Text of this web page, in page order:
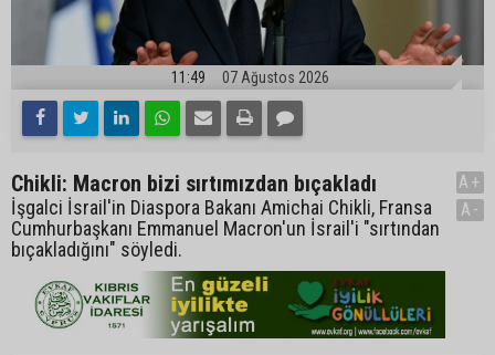
11:49 07 Ağustos 2026
Chikli: Macron bizi sırtımızdan bıçakladı
İşgalci İsrail'in Diaspora Bakanı Amichai Chikli, Fransa
Cumhurbaşkanı Emmanuel Macron'un İsrail'i "sırtından
bıçakladığını" söyledi.
A+
A-